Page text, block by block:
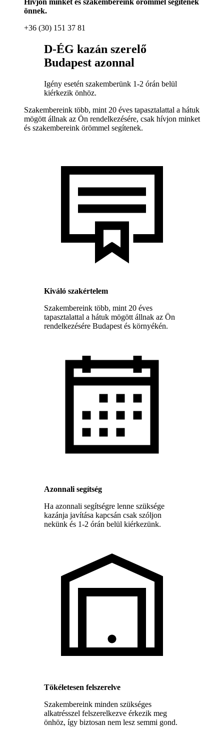
Hívjon minket és szakembereink örömmel segítenek
önnek.
+36 (30) 151 37 81
D-ÉG kazán szerelő
Budapest azonnal
Igény esetén szakemberünk 1-2 órán belül
kiérkezik önhöz.
Szakembereink több, mint 20 éves tapasztalattal a hátuk
mögött állnak az Ön rendelkezésére, csak hívjon minket
és szakembereink örömmel segítenek.
Kiváló szakértelem
Szakembereink több, mint 20 éves
tapasztalattal a hátuk mögött állnak az Ön
rendelkezésére Budapest és környékén.
Azonnali segítség
Ha azonnali segítségre lenne szüksége
kazánja javítása kapcsán csak szóljon
nekünk és 1-2 órán belül kiérkezünk.
Tökéletesen felszerelve
Szakembereink minden szükséges
alkatrésszel felszerelkezve érkezik meg
önhöz, így biztosan nem lesz semmi gond.